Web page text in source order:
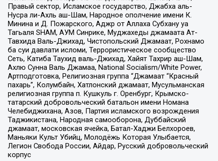
Правый сектор, Исламское государство, Джабха аль-
Нусра ли-Ахль аш-Шам, Народное ополчение имени К.
Минина и Д. Пожарского, Аджр от Аллаха Субхану уа
Тагьаля SHAM, АУМ Синрике, Муджахеды джамаата Ат-
Тавхида Валь-Джихад, Чистопольский Джамаат, Рохнамо
ба суи давлати исломи, Террористическое сообщество
Сеть, Катиба Таухид валь-Джихад, Хайят Тахрир аш-Шам,
Ахлю Сунна Валь Джамаа, National Socialism/White Power,
Артподготовка, Религиозная группа “Джамаат “Красный
пахарь”, Колумбайн, Хатлонский джамаат, Мусульманская
религиозная группа п. Кушкуль г. Оренбург, Крымско-
татарский добровольческий батальон имени Номана
Челебиджихана, Азов, Партия исламского возрождения
Таджикистана, Народная самооборона, Дуббайский
джамаат, московская ячейка, Батал-Хаджи Белхороев,
Маньяки Культ Убийц, Молодёжь Которая Улыбается,
Легион Свобода России, Айдар, Русский добровольческий
корпус